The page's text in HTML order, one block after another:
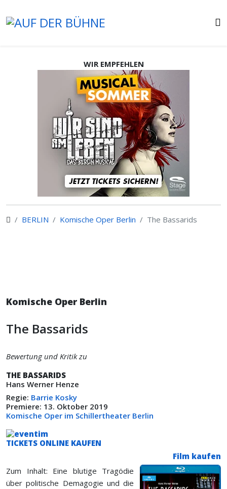
WIR EMPFEHLEN
BERLIN Komische Oper Berlin The Bassarids
Komische Oper Berlin
The Bassarids
Bewertung und Kritik zu
THE BASSARIDS
Hans Werner Henze
Regie: Barrie Kosky
Premiere: 13. Oktober 2019
Komische Oper im Schillertheater Berlin
TICKETS ONLINE KAUFEN
Film kaufen
Zum Inhalt: Eine blutige Tragödie
über politische Demagogie und die